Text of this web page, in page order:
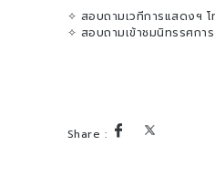
✧ สอบถามเวทีการแสดงฯ
✧ สอบถามเข้าชมนิทรรศกา